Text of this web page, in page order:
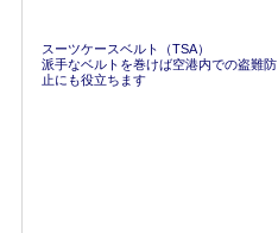
スーツケースベルト（TSA）
派手なベルトを巻けば空港内での盗難防
止にも役立ちます